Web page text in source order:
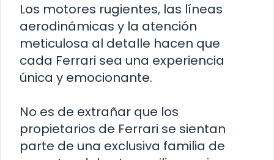
Los motores rugientes, las líneas
aerodinámicas y la atención
meticulosa al detalle hacen que
cada Ferrari sea una experiencia
única y emocionante.
No es de extrañar que los
propietarios de Ferrari se sientan
parte de una exclusiva familia de